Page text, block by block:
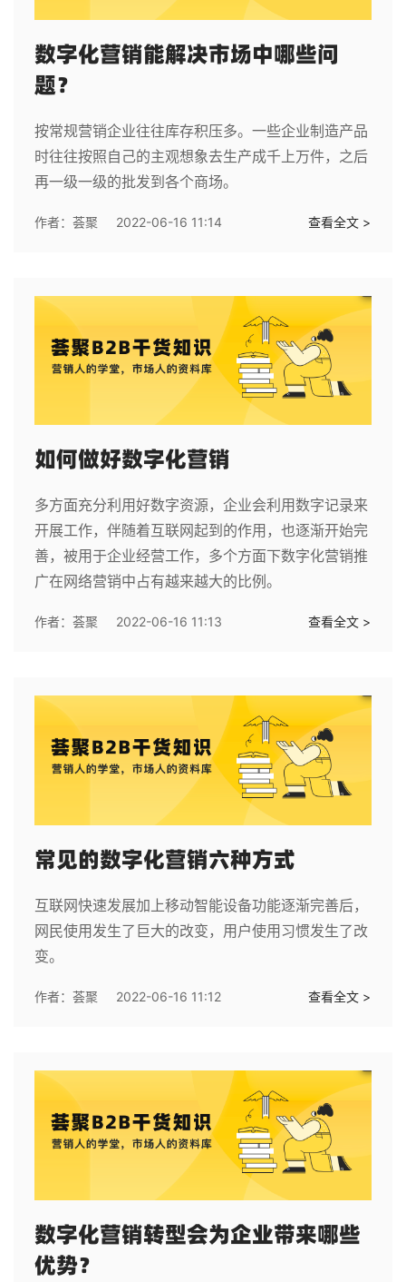
数字化营销能解决市场中哪些问
题？
按常规营销企业往往库存积压多。一些企业制造产品
时往往按照自己的主观想象去生产成千上万件，之后
再一级一级的批发到各个商场。
作者： 荟聚 2022-06-16 11:14 查看全文 >
如何做好数字化营销
多方面充分利用好数字资源，企业会利用数字记录来
开展工作，伴随着互联网起到的作用，也逐渐开始完
善，被用于企业经营工作，多个方面下数字化营销推
广在网络营销中占有越来越大的比例。
作者： 荟聚 2022-06-16 11:13 查看全文 >
常见的数字化营销六种方式
互联网快速发展加上移动智能设备功能逐渐完善后，
网民使用发生了巨大的改变，用户使用习惯发生了改
变。
作者： 荟聚 2022-06-16 11:12 查看全文 >
数字化营销转型会为企业带来哪些
优势？